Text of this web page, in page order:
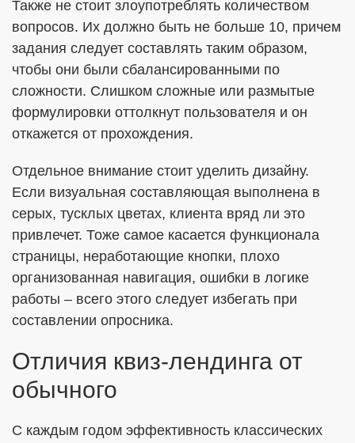
Также не стоит злоупотреблять количеством
вопросов. Их должно быть не больше 10, причем
задания следует составлять таким образом,
чтобы они были сбалансированными по
сложности. Слишком сложные или размытые
формулировки оттолкнут пользователя и он
откажется от прохождения.
Отдельное внимание стоит уделить дизайну.
Если визуальная составляющая выполнена в
серых, тусклых цветах, клиента вряд ли это
привлечет. Тоже самое касается функционала
страницы, неработающие кнопки, плохо
организованная навигация, ошибки в логике
работы – всего этого следует избегать при
составлении опросника.
Отличия квиз-лендинга от
обычного
С каждым годом эффективность классических